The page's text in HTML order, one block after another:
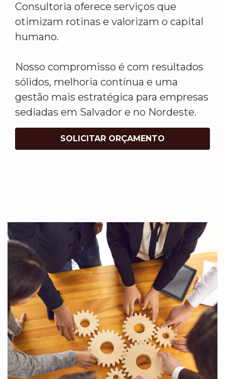
Consultoria oferece serviços que
otimizam rotinas e valorizam o capital
humano.
Nosso compromisso é com resultados
sólidos, melhoria contínua e uma
gestão mais estratégica para empresas
sediadas em Salvador e no Nordeste.
SOLICITAR ORÇAMENTO